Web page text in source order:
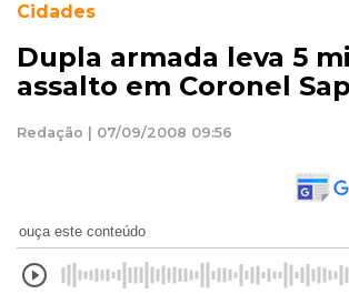
Cidades
Dupla armada leva 5
assalto em Coronel
Redação | 07/09/2008 09:56
ouça este conteúdo